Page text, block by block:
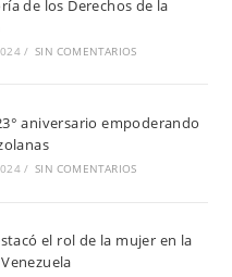
de los Derechos de la
/ SIN COMENTARIOS
aniversario empoderando
/ SIN COMENTARIOS
el rol de la mujer en la